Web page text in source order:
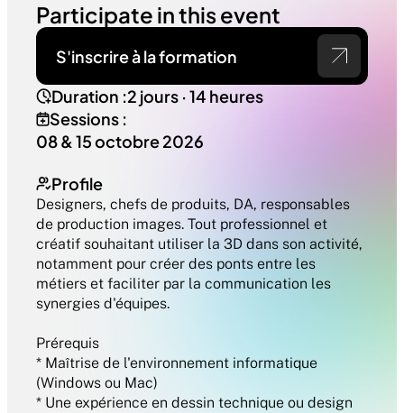
Participate in this event
S'inscrire à la formation
Duration :2 jours · 14 heures
Sessions :
08 & 15 octobre 2026
Profile
Designers, chefs de produits, DA, responsables
de production images. Tout professionnel et
créatif souhaitant utiliser la 3D dans son activité,
notamment pour créer des ponts entre les
métiers et faciliter par la communication les
synergies d'équipes.
Prérequis
* Maîtrise de l'environnement informatique
(Windows ou Mac)
* Une expérience en dessin technique ou design